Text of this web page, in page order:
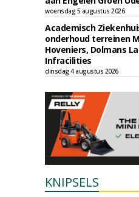
woensdag 5 augustus 2026
Academisch
onderhoud terreinen
Hoveniers, Dolmans
Infracilities
dinsdag 4 augustus 2026
KNIPSELS